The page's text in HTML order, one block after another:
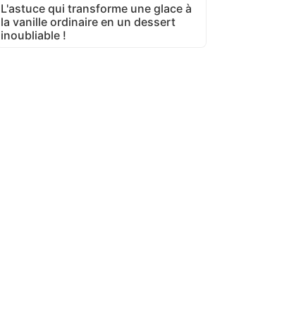
L'astuce qui transforme une glace à
la vanille ordinaire en un dessert
inoubliable !